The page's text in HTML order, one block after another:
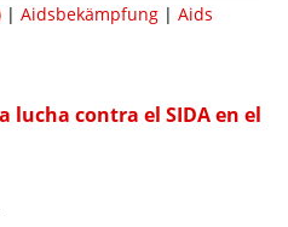
| Aidsbekämpfung | Aids
lucha contra el SIDA en el